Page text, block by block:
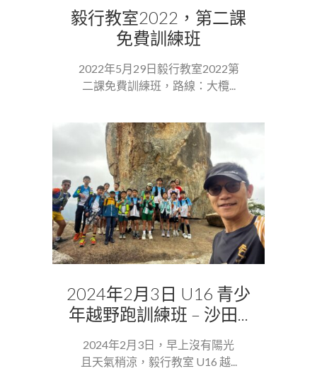
毅行教室2022，第二課
免費訓練班
2022年5月29日毅行教室2022第
二課免費訓練班，路線：大欖...
2024年2月3日 U16 青少
年越野跑訓練班 – 沙田...
2024年2月3日，早上沒有陽光
且天氣稍涼，毅行教室 U16 越...